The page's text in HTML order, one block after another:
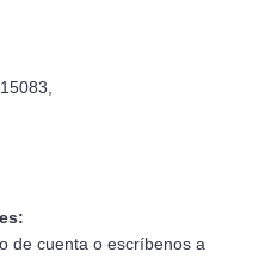
de cuenta o escríbenos a